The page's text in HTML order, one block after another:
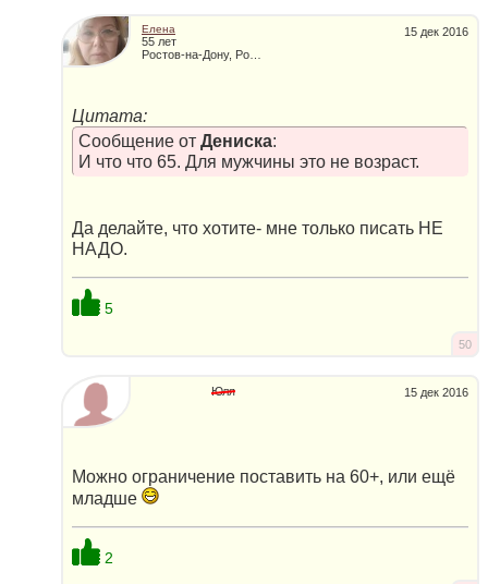
15 дек 2016
Елена
55 лет
Цитата:
Сообщение от Дениска:
И что что 65. Для мужчины это не возраст.
Да делайте, что хотите- мне только писать НЕ
НАДО.
5
50
15 дек 2016
Юля
Можно ограничение поставить на 60+, или ещё
младше
2